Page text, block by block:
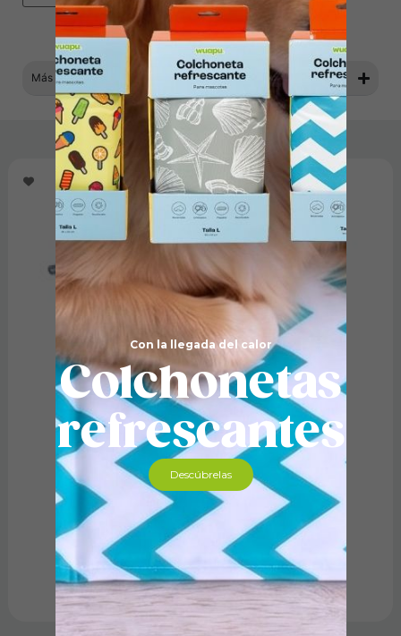
Más información
Productos relacionados
Comedero Doble Regulable Inox.
25,59€
€
Seleccionar opciones
Con la llegada del calor
Colchonetas
refrescantes
Descúbrelas